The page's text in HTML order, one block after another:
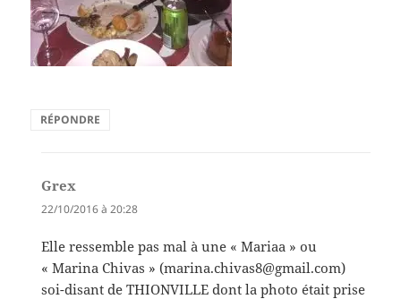
RÉPONDRE
Grex
22/10/2016 à 20:28
Elle ressemble pas mal à une « Mariaa » ou
« Marina Chivas » (marina.chivas8@gmail.com)
soi-disant de THIONVILLE dont la photo était prise